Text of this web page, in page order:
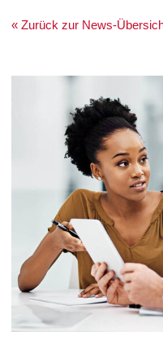
« Zurück zur News-